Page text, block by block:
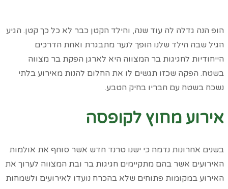
הופ הנה גדלה לה עוד שנה, והילד הקטן כבר לא כל כך קטן. הגיע
הגיל שבה הילד שלנו הופך לנער מתבגרת ואחת הדרכים
הייחודיות לחגיגות בר המצווה היא לארגן הפקת בר מצווה
בשטח. הפקה שכזו תגשים לו את החלום להנות מאירוע בלתי
נשכח בשטח עם חבריו בחיק הטבע.
אירוע מחוץ לקופסה
בשנים אחרונות נדמה כי ישנו טרנד חדש אשר סוחף את אולמות
האירועים אשר בהם מתקיימים חגיגות בר ובת המצווה לערוך את
האירוע במקומות פתוחים שלא בהכרח נועדו לאירועים ולשמחות